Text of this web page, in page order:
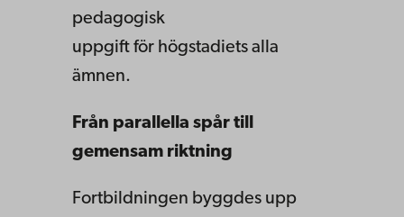
pedagogisk
uppgift för högstadiets alla
ämnen.
Från parallella spår till
gemensam riktning
Fortbildningen byggdes upp